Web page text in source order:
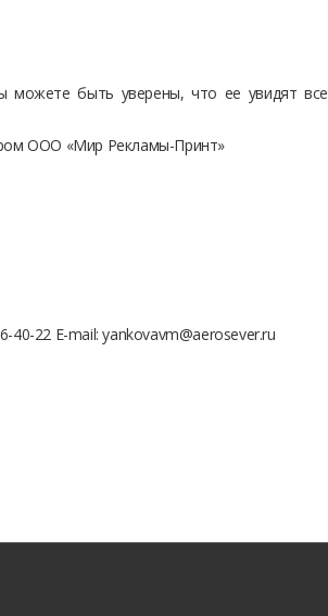
можете быть уверены, что ее увидят все
ООО «Мир Рекламы-Принт»
22 E-mail: yankovavm@aerosever.ru